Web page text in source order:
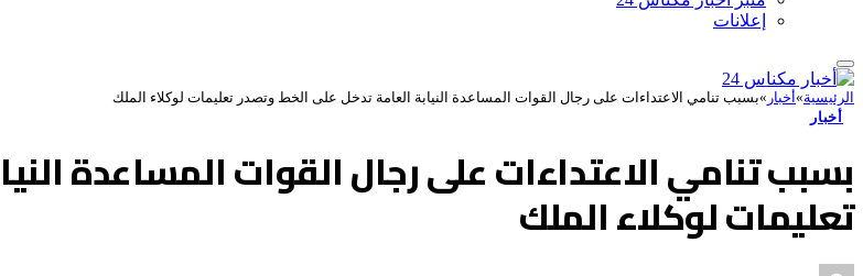
إعلانات
الرئيسية»أخبار »بسبب تنامي الاعتداءات على رجال القوات المساعدة النيابة العامة تدخل على الخط وتصدر تعليمات لوكلاء الملك
أخبار
بسبب تنامي الاعتداءات على رجال القوات المساعدة
تعليمات لوكلاء الملك